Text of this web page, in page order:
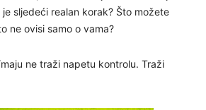
sljedeći realan korak? Što možete
ne ovisi samo o vama?
ne traži napetu kontrolu. Traži